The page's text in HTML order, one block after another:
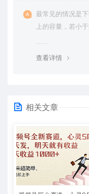
最常见的情况是
上的容量，若小
查看详情
相关文章